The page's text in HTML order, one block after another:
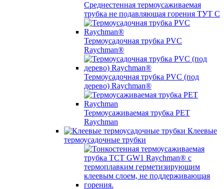
Среднестенная термоусаживаемая
трубка не подавляющая горения ТУТ С
Термоусадочная трубка PVC
Raychman®
Термоусадочная трубка PVC (под
дерево) Raychman®
Термоусаживаемая трубка PET
Raychman
Клеевые
термоусадочные трубки